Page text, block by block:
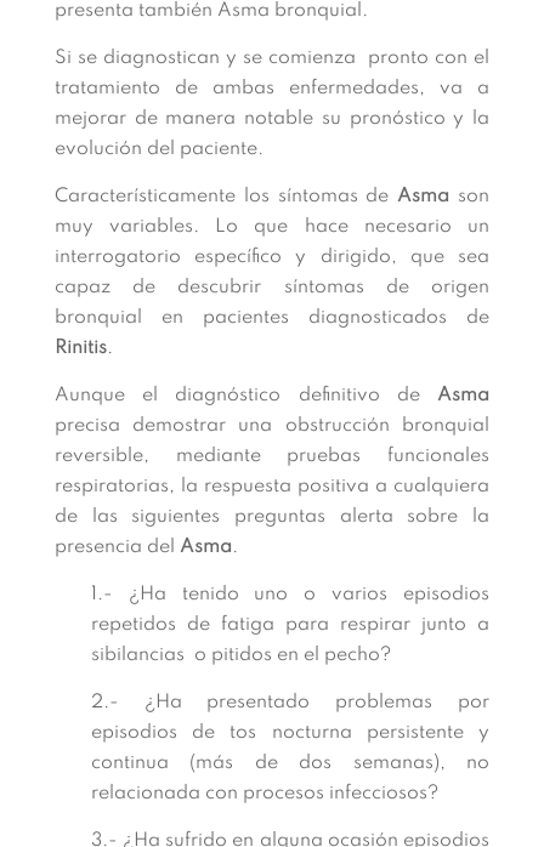
presenta también Asma bronquial.
Si se diagnostican y se comienza pronto con el
tratamiento de ambas enfermedades, va a
mejorar de manera notable su pronóstico y la
evolución del paciente.
Característicamente los síntomas de Asma son
muy variables. Lo que hace necesario un
interrogatorio específico y dirigido, que sea
capaz de descubrir síntomas de origen
bronquial en pacientes diagnosticados de
Rinitis.
Aunque el diagnóstico definitivo deAsma
precisa demostrar una obstrucción bronquial
reversible, mediante pruebas funcionales
respiratorias, la respuesta positiva a cualquiera
de las siguientes preguntas alerta sobre la
presencia del Asma.
1.- ¿Ha tenido uno o varios episodios
repetidos de fatiga para respirar junto a
sibilancias o pitidos en el pecho?
2.- ¿Ha presentado problemas por
episodios de tos nocturna persistente y
continua (más de dos semanas), no
relacionada con procesos infecciosos?
3.- ¿Ha sufrido en alguna ocasión episodios